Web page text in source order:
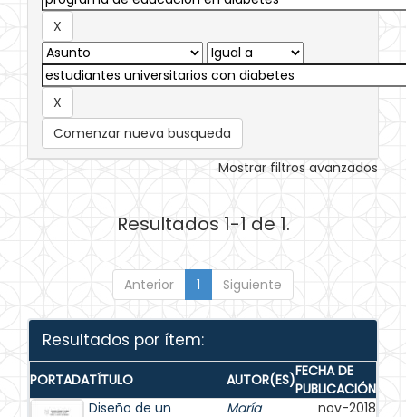
Comenzar nueva busqueda
Mostrar filtros avanzados
Resultados 1-1 de 1.
Anterior 1 Siguiente
Resultados por ítem:
PORTADATÍTULO AUTOR(ES)FECHA DE
PUBLICACIÓN
Diseño de un
María
nov-2018